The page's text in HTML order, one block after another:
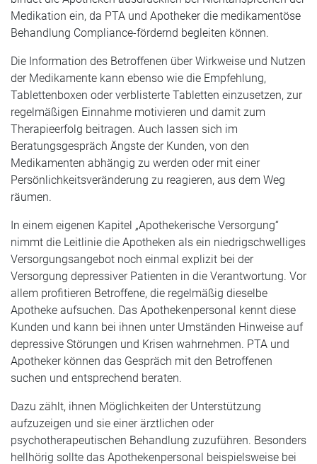
Medikation ein, da PTA und Apotheker die medikamentöse
Behandlung Compliance-fördernd begleiten können.
Die Information des Betroffenen über Wirkweise und Nutzen
der Medikamente kann ebenso wie die Empfehlung,
Tablettenboxen oder verblisterte Tabletten einzusetzen, zur
regelmäßigen Einnahme motivieren und damit zum
Therapieerfolg beitragen. Auch lassen sich im
Beratungsgespräch Ängste der Kunden, von den
Medikamenten abhängig zu werden oder mit einer
Persönlichkeitsveränderung zu reagieren, aus dem Weg
räumen.
In einem eigenen Kapitel „Apothekerische Versorgung“
nimmt die Leitlinie die Apotheken als ein niedrigschwelliges
Versorgungsangebot noch einmal explizit bei der
Versorgung depressiver Patienten in die Verantwortung. Vor
allem profitieren Betroffene, die regelmäßig dieselbe
Apotheke aufsuchen. Das Apothekenpersonal kennt diese
Kunden und kann bei ihnen unter Umständen Hinweise auf
depressive Störungen und Krisen wahrnehmen. PTA und
Apotheker können das Gespräch mit den Betroffenen
suchen und entsprechend beraten.
Dazu zählt, ihnen Möglichkeiten der Unterstützung
aufzuzeigen und sie einer ärztlichen oder
psychotherapeutischen Behandlung zuzuführen. Besonders
hellhörig sollte das Apothekenpersonal beispielsweise bei